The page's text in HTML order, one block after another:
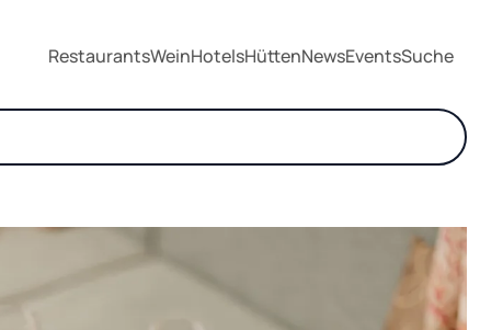
RestaurantsWeinHotelsHüttenNewsEventsSuche